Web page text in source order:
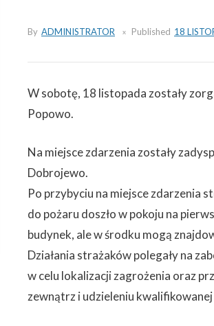
By ADMINISTRATOR Published 18
W sobotę, 18 listopada zostały
Popowo.
Na miejsce zdarzenia zostały
Dobrojewo.
Po przybyciu na miejsce zdarzenia
do pożaru doszło w pokoju na
budynek, ale w środku mogą
Działania strażaków polegały na
w celu lokalizacji zagrożenia oraz
zewnątrz i udzieleniu